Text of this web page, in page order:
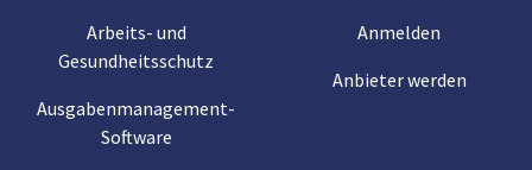
Arbeits- und
Gesundheitsschutz
Ausgabenmanagement-
Software
Anmelden
Anbieter werden